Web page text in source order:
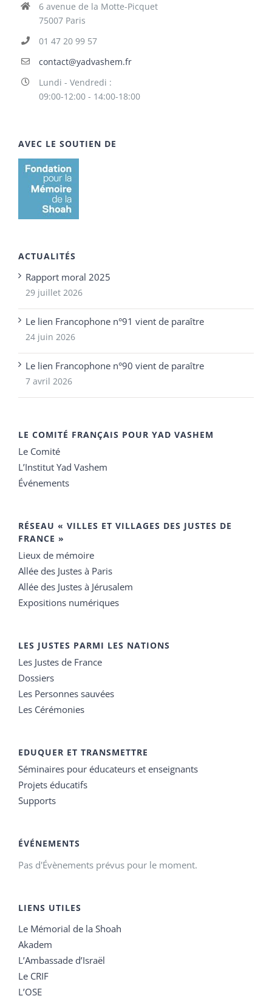
6 avenue de la Motte-Picquet
75007 Paris
01 47 20 99 57
contact@yadvashem.fr
Lundi - Vendredi :
09:00-12:00 - 14:00-18:00
AVEC LE SOUTIEN DE
ACTUALITÉS
Rapport moral 2025
29 juillet 2026
Le lien Francophone n°91 vient de paraître
24 juin 2026
Le lien Francophone n°90 vient de paraître
7 avril 2026
LE COMITÉ FRANÇAIS POUR YAD VASHEM
Le Comité
L’Institut Yad Vashem
Événements
RÉSEAU « VILLES ET VILLAGES DES JUSTES DE
FRANCE »
Lieux de mémoire
Allée des Justes à Paris
Allée des Justes à Jérusalem
Expositions numériques
LES JUSTES PARMI LES NATIONS
Les Justes de France
Dossiers
Les Personnes sauvées
Les Cérémonies
EDUQUER ET TRANSMETTRE
Séminaires pour éducateurs et enseignants
Projets éducatifs
Supports
ÉVÉNEMENTS
Pas d'Évènements prévus pour le moment.
LIENS UTILES
Le Mémorial de la Shoah
Akadem
L’Ambassade d’Israël
Le CRIF
L’OSE